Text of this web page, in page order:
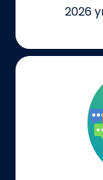
2026